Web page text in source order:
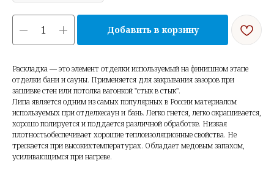
Добавить в корзину
Раскладка — это элемент отделки используемый на финишном этапе
отделки бани и сауны. Применяется для закрывания зазоров при
зашивке стен или потолка вагонкой "стык в стык".
Липа является одним из самых популярных в России материалом
используемых при отделкесаун и бань. Легко гнется, легко окрашивается,
хорошо полируется и поддается различной обработке. Низкая
плотностьобеспечивает хорошие теплоизоляционные свойства. Не
трескается при высокихтемпературах. Обладает медовым запахом,
усиливающимся при нагреве.